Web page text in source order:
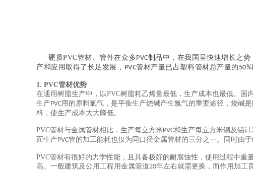
硬质PVC管材、管件在众多PVC制品中，在我国呈快速增长之
产和应用取得了长足发展， PVC管材产量已占塑料管材总产量的 50%
1. PVC管材优势
在通用树脂生产中，以PVC树脂耗乙烯量最低，生产成本也最低。国
生产PVC用的原料氯气，是平衡生产烧碱产生氯气的重要途径，烧碱
料，使生产成本大大降低。
PVC管材与金属管材相比，生产每立方米PVC和生产每立方米钢及铝
而生产PVC管的加工能耗也仅为同口径金属管材的三分之一。同时由于
PVC管材有很好的力学性能，且具备极好的耐腐蚀性，使用过程中
高。一般建筑及公用工程用金属管道20年左右就需更换，而作用加工